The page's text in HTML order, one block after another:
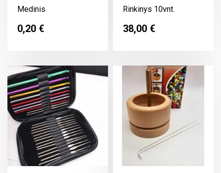
Medinis
Kaina
0,20 €
Rinkinys 10vnt.
Kaina
38,00 €